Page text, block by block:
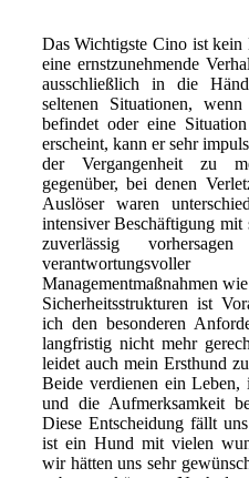
Das Wichtigste Cino ist
eine ernstzunehmende
ausschließlich in die
seltenen Situationen,
befindet oder eine
erscheint, kann er sehr
der Vergangenheit zu
gegenüber, bei denen
Auslöser waren
intensiver Beschäftigung mit
zuverlässig
Managementmaßnahmen
Sicherheitsstrukturen ist
ich den besonderen
langfristig nicht mehr
leidet auch mein Ersthund
Beide verdienen ein
und die Aufmerksamkeit
Diese Entscheidung fällt
ist ein Hund mit vielen
wir hätten uns sehr